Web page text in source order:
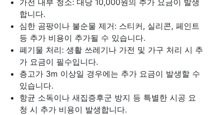
합니다.
심한 곰팡이나 불순물 제거: 스티커, 실리콘, 페인트
등 추가 비용이 추가될 수 있습니다.
폐기물 처리: 생활 쓰레기나 가전 및 가구 처리 시 추
가 요금이 필수입니다.
층고가 3m 이상일 경우에는 추가 요금이 발생할 수
있습니다.
항균 소독이나 새집증후군 방지 등 특별한 시공 요
청 시 추가 비용이 발생합니다.